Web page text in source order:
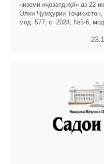
низоми иҷозатдиҳӣ» аз 22
Олии Ҷумҳурии
мод. 577; с. 2024, №5-6,